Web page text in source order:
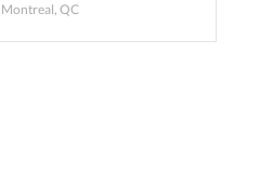
Montreal, QC